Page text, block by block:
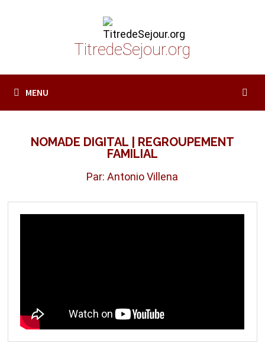
TitredeSejour.org
MENU
NOMADE DIGITAL | REGROUPEMENT
FAMILIAL
Par: Antonio Villena